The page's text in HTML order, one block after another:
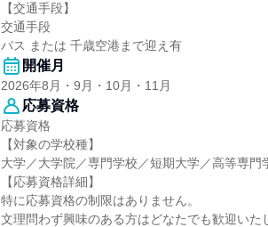
【交通手段】
交通手段
バス または 千歳空港まで迎え有
開催月
2026年8月・9月・10月・11月
応募資格
応募資格
【対象の学校種】
大学／大学院／専門学校／短期大学／高等専門
【応募資格詳細】
特に応募資格の制限はありません。
文理問わず興味のある方はどなたでも歓迎いた